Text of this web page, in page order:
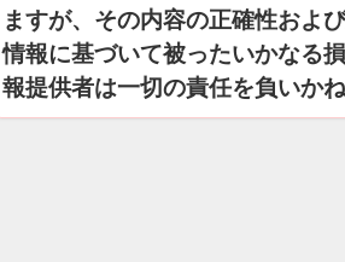
ますが、その内容の正確性およ
情報に基づいて被ったいかなる
報提供者は一切の責任を負いかね